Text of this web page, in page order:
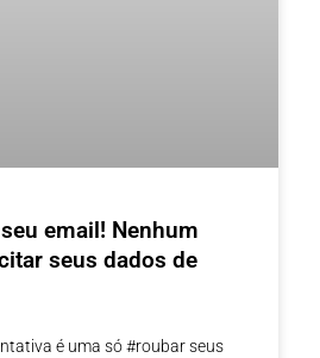
email! Nenhum
seus dados de
é uma só #roubar seus